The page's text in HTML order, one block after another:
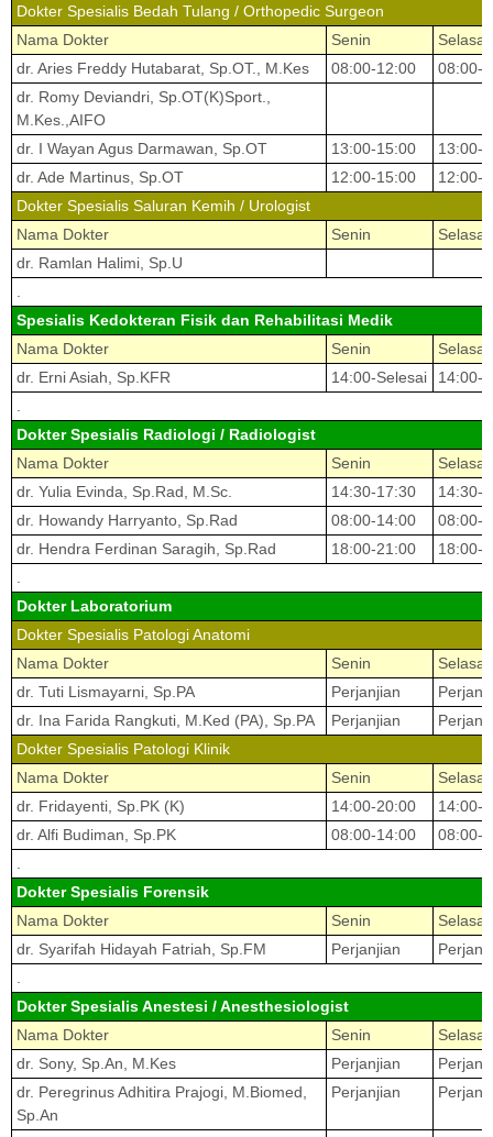
Dokter Spesialis Bedah Tulang / Orthopedic Surgeon
Nama Dokter
Senin
Selasa
dr. Aries Freddy Hutabarat, Sp.OT., M.Kes
08:00-12:00
08:00-
dr. Romy Deviandri, Sp.OT(K)Sport.,
M.Kes.,AIFO
dr. I Wayan Agus Darmawan, Sp.OT
13:00-15:00
13:00-
dr. Ade Martinus, Sp.OT
12:00-15:00
12:00-
Dokter Spesialis Saluran Kemih / Urologist
Nama Dokter
Senin
Selasa
dr. Ramlan Halimi, Sp.U
Spesialis Kedokteran Fisik dan Rehabilitasi Medik
Nama Dokter
Senin
Selasa
dr. Erni Asiah, Sp.KFR
14:00-Selesai
14:00-
Dokter Spesialis Radiologi / Radiologist
Nama Dokter
Senin
Selasa
dr. Yulia Evinda, Sp.Rad, M.Sc.
14:30-17:30
14:30-
dr. Howandy Harryanto, Sp.Rad
08:00-14:00
08:00-
dr. Hendra Ferdinan Saragih, Sp.Rad
18:00-21:00
18:00-
Dokter Laboratorium
Dokter Spesialis Patologi Anatomi
Nama Dokter
Senin
Selasa
dr. Tuti Lismayarni, Sp.PA
Perjanjian
dr. Ina Farida Rangkuti, M.Ked (PA), Sp.PA
Perjanjian
Dokter Spesialis Patologi Klinik
Nama Dokter
Senin
Selasa
dr. Fridayenti, Sp.PK (K)
14:00-20:00
14:00-
dr. Alfi Budiman, Sp.PK
08:00-14:00
08:00-
Dokter Spesialis Forensik
Nama Dokter
Senin
Selasa
dr. Syarifah Hidayah Fatriah, Sp.FM
Perjanjian
Dokter Spesialis Anestesi / Anesthesiologist
Nama Dokter
Senin
Selasa
dr. Sony, Sp.An, M.Kes
Perjanjian
dr. Peregrinus Adhitira Prajogi, M.Biomed,
Sp.An
Perjanjian